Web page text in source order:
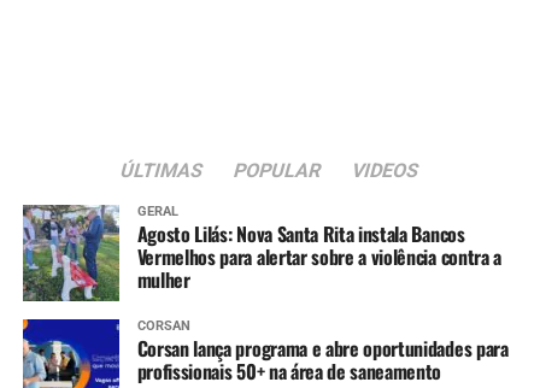
ÚLTIMAS POPULAR VIDEOS
GERAL
Agosto Lilás: Nova Santa Rita instala Bancos
Vermelhos para alertar sobre a violência contra a
mulher
CORSAN
Corsan lança programa e abre oportunidades para
profissionais 50+ na área de saneamento